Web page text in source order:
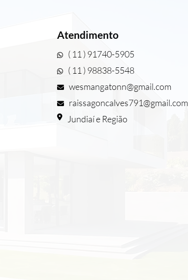
Atendimento
( 11 ) 91740-5905
( 11 ) 98838-5548
wesmangatonn@gmail.com
raissagoncalves791@gmail.com
Jundiaí e Região